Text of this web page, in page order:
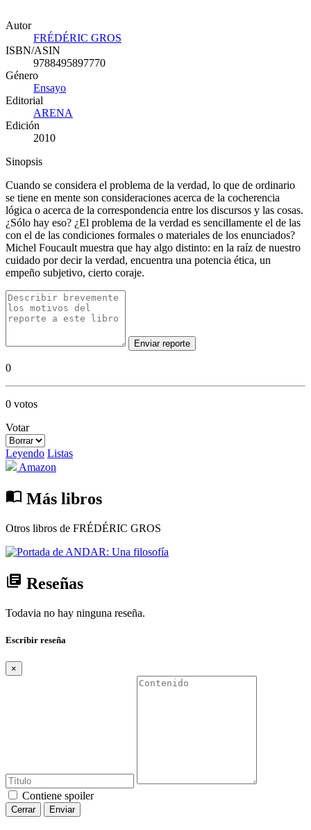
Autor
FRÉDÉRIC GROS
ISBN/ASIN
9788495897770
Género
Ensayo
Editorial
ARENA
Edición
2010
Sinopsis
Cuando se considera el problema de la verdad, lo que de ordinario
se tiene en mente son consideraciones acerca de la cocherencia
lógica o acerca de la correspondencia entre los discursos y las cosas.
¿Sólo hay eso? ¿El problema de la verdad es sencillamente el de las
con el de las condiciones formales o materiales de los enunciados?
Michel Foucault muestra que hay algo distinto: en la raíz de nuestro
cuidado por decir la verdad, encuentra una potencia ética, un
empeño subjetivo, cierto coraje.
Enviar reporte
0
0 votos
Votar
Leyendo Listas
Amazon
import_contacts Más libros
Otros libros de FRÉDÉRIC GROS
library_books Reseñas
Todavia no hay ninguna reseña.
Escribir reseña
×
Contiene spoiler
Cerrar Enviar